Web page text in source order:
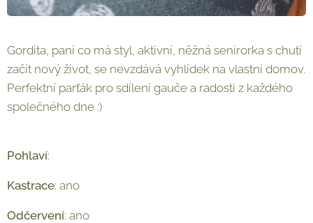
Gordita, pani co má styl, aktivní, něžná senirorka s chutí
začít nový život, se nevzdává vyhlídek na vlastní domov.
Perfektní parťák pro sdílení gauče a radosti z každého
společného dne :)
Pohlaví: ♀
Kastrace: ano
Odčervení: ano